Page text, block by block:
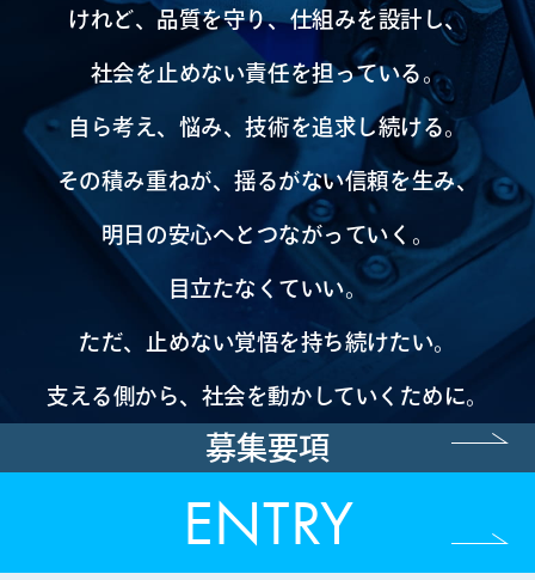
けれど、品質を守り、仕組みを設計し、
社会を止めない責任を担っている。
自ら考え、悩み、技術を追求し続ける。
その積み重ねが、揺るがない信頼を生み、
明日の安心へとつながっていく。
目立たなくていい。
ただ、止めない覚悟を持ち続けたい。
支える側から、社会を動かしていくために。
募集要項
ENTRY